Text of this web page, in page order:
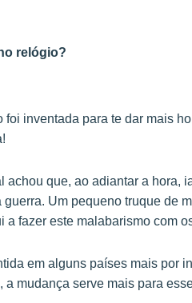
relógio?
inventada para te dar mais
achou que, ao adiantar a hora,
Um pequeno truque de
fazer este malabarismo com
em alguns países mais por
mudança serve mais para